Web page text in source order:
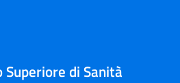
di Sanità